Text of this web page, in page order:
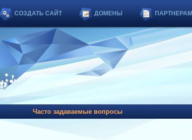
СОЗДАТЬ САЙТ ДОМЕНЫ ПАРТНЕРАМ
Часто задаваемые вопросы